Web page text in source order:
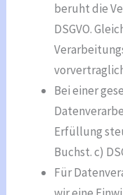
beruht die
DSGVO.
Bei einer
Erfüllung
Buchst. c)
Für